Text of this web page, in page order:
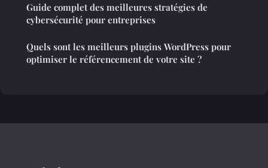
Guide complet des meilleures stratégies de
cybersécurité pour entreprises
Quels sont les meilleurs plugins WordPress pour
optimiser le référencement de votre site ?